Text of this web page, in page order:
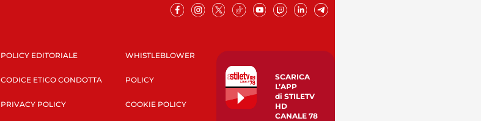
POLICY EDITORIALE
CODICE ETICO CONDOTTA
PRIVACY POLICY
WHISTLEBLOWER
POLICY
COOKIE POLICY
SCARICA
L’APP
di STILETV
HD
CANALE 78